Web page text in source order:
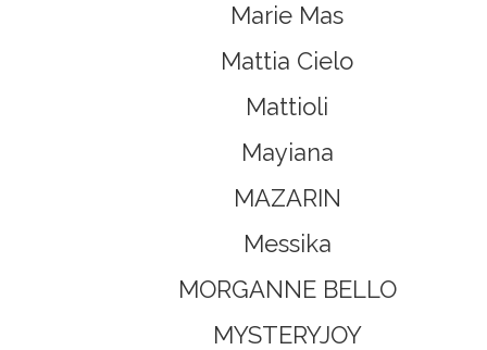
Marie Mas
Mattia Cielo
Mattioli
Mayiana
MAZARIN
Messika
MORGANNE BELLO
MYSTERYJOY